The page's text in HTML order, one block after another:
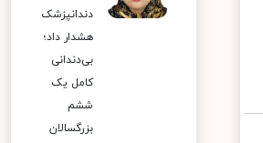
دندانپزشک
هشدار داد؛
بی‌دندانی
کامل یک
ششم
بزرگسالان